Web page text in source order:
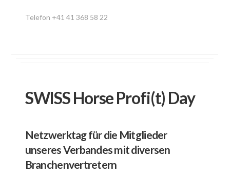
Telefon +41 41 368 58 22
SWISS Horse Profi(t) Day
Netzwerktag für die Mitglieder
unseres Verbandes mit diversen
Branchenvertretern